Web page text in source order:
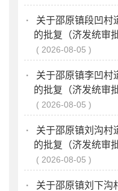
·
关于邵原镇段凹村
的批复（济发统审
2026-08-05
·
关于邵原镇李凹村
的批复（济发统审
2026-08-05
·
关于邵原镇刘沟村
的批复（济发统审
2026-08-05
·
关于邵原镇刘下沟